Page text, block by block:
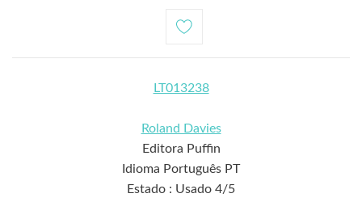
LT013238
Roland Davies
Editora Puffin
Idioma Português PT
Estado : Usado 4/5